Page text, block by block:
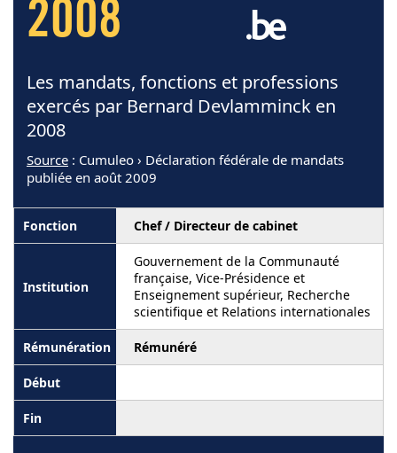
2008
Les mandats, fonctions et professions
exercés par Bernard Devlamminck en
2008
Source : Cumuleo › Déclaration fédérale de mandats
publiée en août 2009
Chef / Directeur de cabinet
Gouvernement de la Communauté
française, Vice-Présidence et
Enseignement supérieur, Recherche
scientifique et Relations internationales
Rémunéré